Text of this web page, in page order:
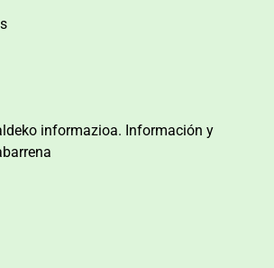
informazioa. Información y